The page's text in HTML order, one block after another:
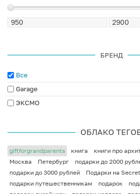
БРЕНД
Все
Garage
ЭКСМО
ОБЛАКО
giftforgrandparents книга книги про
Москва
Петербург
подарки до 2000
подарки до 3000 рублей
Подарки на
подарки путешественникам
подарок